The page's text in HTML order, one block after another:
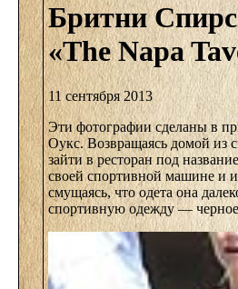
Бритни Спирс
«The Napa
11 сентября 2013
Эти фотографии сделаны в
Оукс. Возвращаясь домой из
зайти в ресторан под
своей спортивной машине и
смущаясь, что одета она
спортивную одежду —